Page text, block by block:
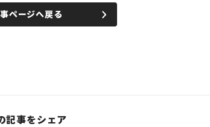
ページへ戻る
記事をシェア